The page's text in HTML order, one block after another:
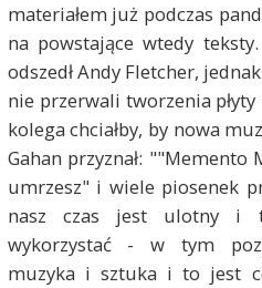
materiałem już podczas
na powstające wtedy
odszedł Andy Fletcher,
nie przerwali tworzenia
kolega chciałby, by nowa
Gahan przyznał: ""Memento
umrzesz" i wiele piosenek
nasz czas jest ulotny i
wykorzystać - w tym
muzyka i sztuka i to jest